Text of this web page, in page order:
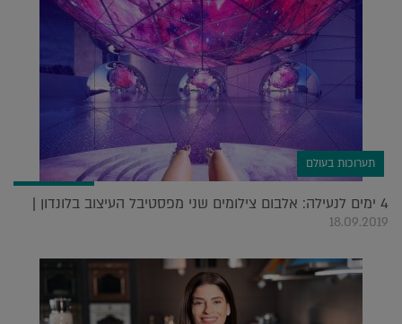
תערוכות בעולם
4 ימים לנעילה: אלבום צילומים שני מפסטיבל העיצוב בלונדון |
18.09.2019